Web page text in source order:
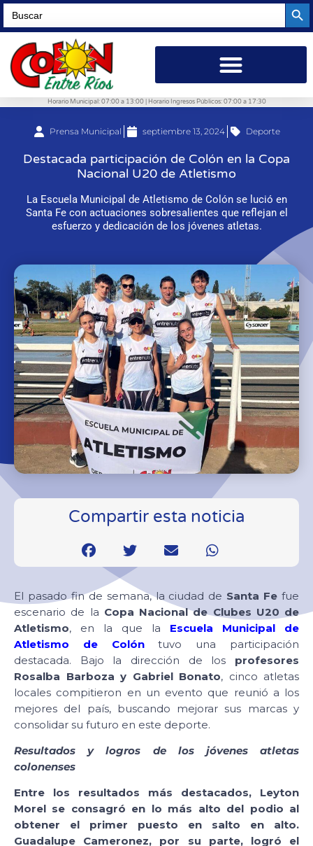
Search
for:
Horario Municipal: 07:00 a 13:00 | Horario Ingresos Públicos: 07:00 a 17:30
Prensa Municipal septiembre 13, 2024 Deporte
Destacada participación de Colón en la Copa
Nacional U20 de Atletismo
La Escuela Municipal de Atletismo de Colón se lució en
Santa Fe con actuaciones sobresalientes que reflejan el
esfuerzo y dedicación de los jóvenes atletas.
Compartir esta noticia
El pasado fin de semana, la ciudad de Santa Fe fue
escenario de la Copa Nacional de Clubes U20 de
Atletismo, en la que la Escuela Municipal de
Atletismo de Colóntuvo una participación
destacada. Bajo la dirección de los profesores
Rosalba Barboza y Gabriel Bonato, cinco atletas
locales compitieron en un evento que reunió a los
mejores del país, buscando mejorar sus marcas y
consolidar su futuro en este deporte.
Resultados y logros de los jóvenes atletas
colonenses
Entre los resultados más destacados, Leyton
Morel se consagró en lo más alto del podio al
obtener el primer puesto en salto en alto.
Guadalupe Cameronez, por su parte, logró el